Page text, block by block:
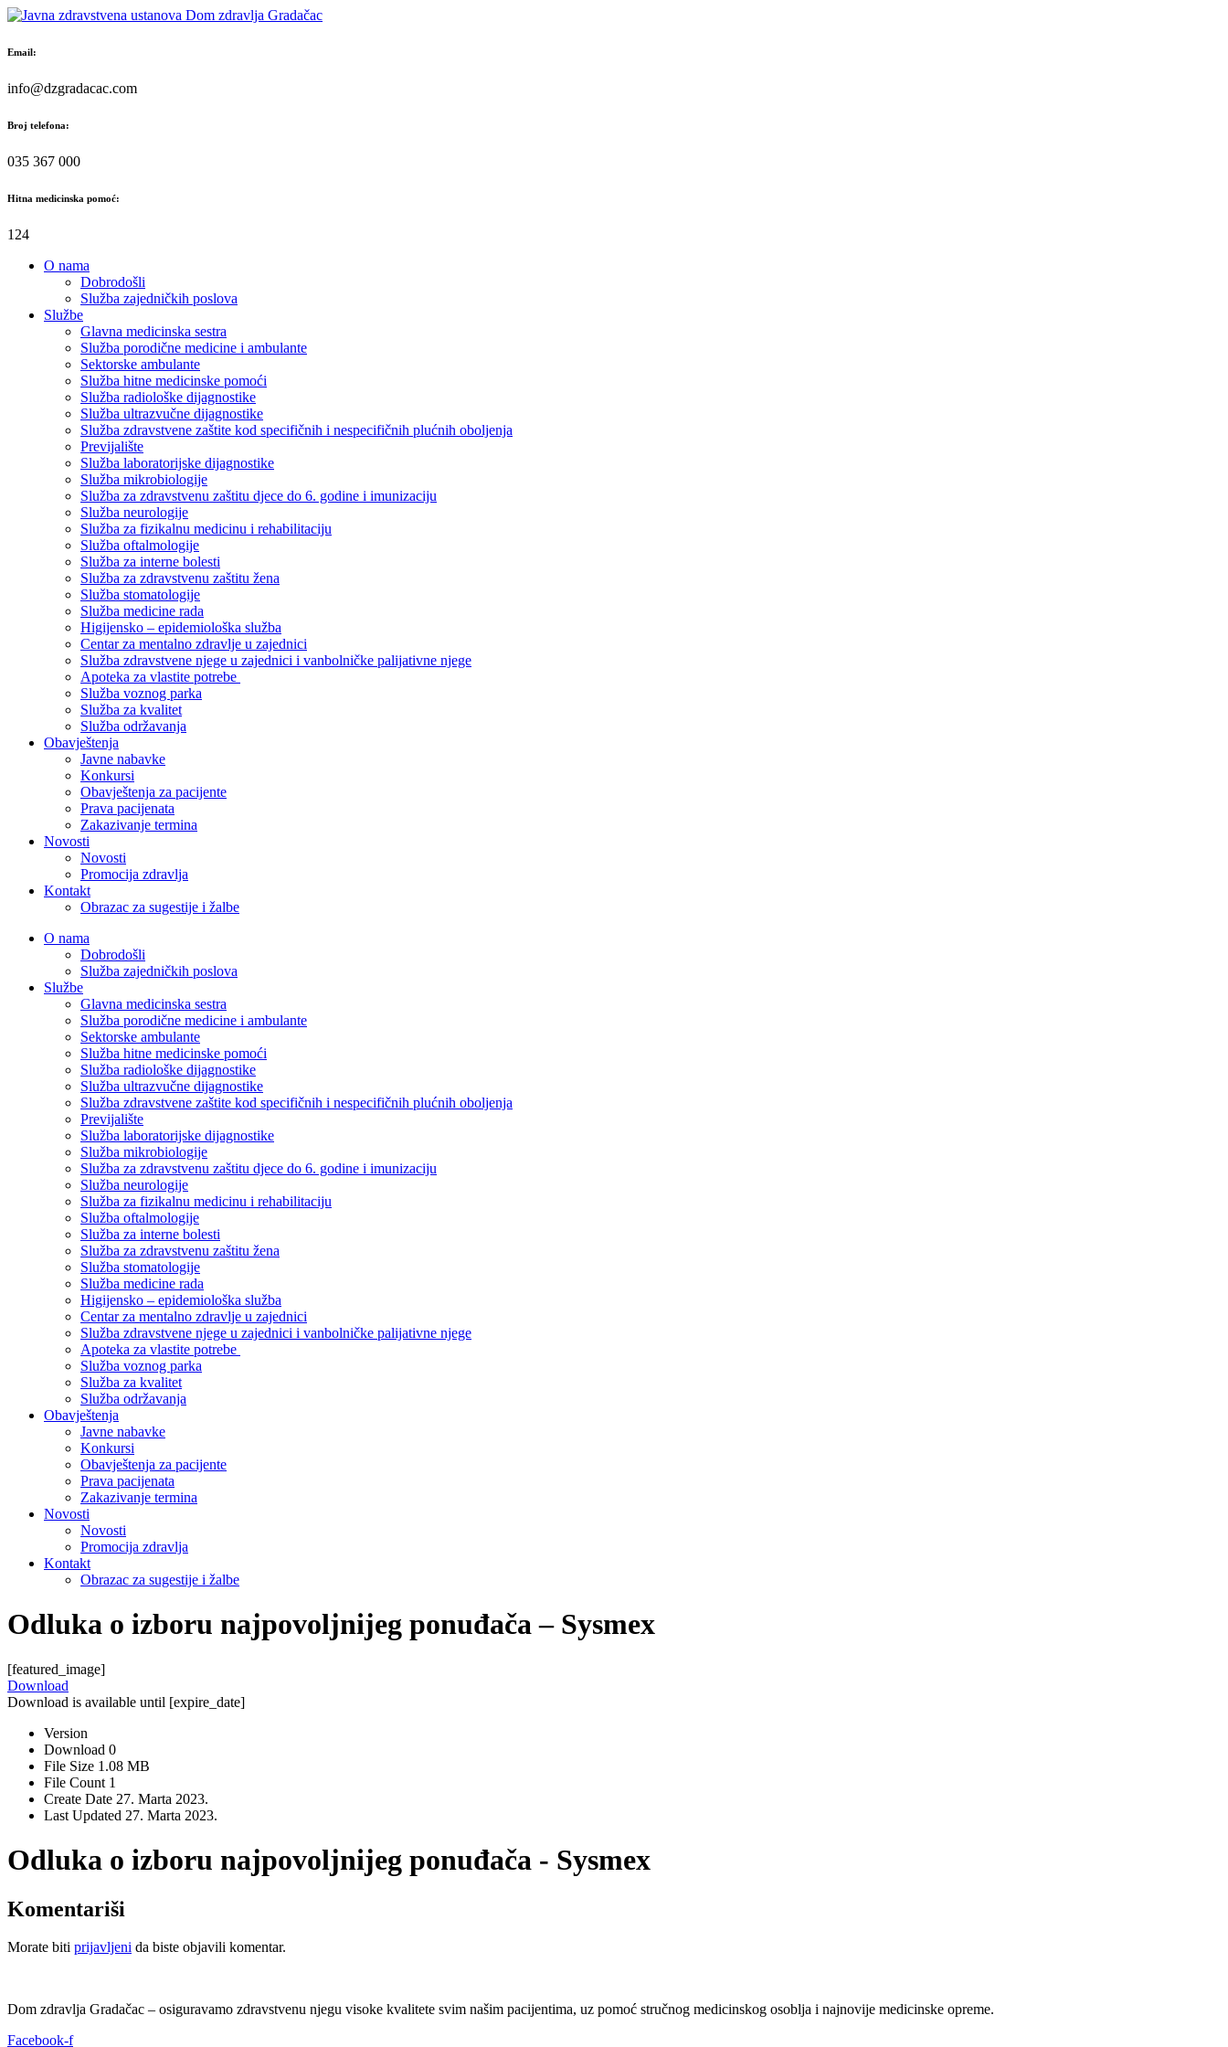
Skip
content
Email:
info@dzgradacac.com
Broj telefona:
035 367 000
Hitna medicinska pomoć:
124
O nama
Dobrodošli
Služba zajedničkih poslova
Službe
Glavna medicinska sestra
Služba porodične medicine i ambulante
Sektorske ambulante
Služba hitne medicinske pomoći
Služba radiološke dijagnostike
Služba ultrazvučne dijagnostike
Služba zdravstvene zaštite kod specifičnih i nespecifičnih plućnih oboljenja
Previjalište
Služba laboratorijske dijagnostike
Služba mikrobiologije
Služba za zdravstvenu zaštitu djece do 6. godine i imunizaciju
Služba neurologije
Služba za fizikalnu medicinu i rehabilitaciju
Služba oftalmologije
Služba za interne bolesti
Služba za zdravstvenu zaštitu žena
Služba stomatologije
Služba medicine rada
Higijensko – epidemiološka služba
Centar za mentalno zdravlje u zajednici
Služba zdravstvene njege u zajednici i vanbolničke palijativne njege
Apoteka za vlastite potrebe
Služba voznog parka
Služba za kvalitet
Služba održavanja
Obavještenja
Javne nabavke
Konkursi
Obavještenja za pacijente
Prava pacijenata
Zakazivanje termina
Novosti
Novosti
Promocija zdravlja
Kontakt
Obrazac za sugestije i žalbe
O nama
Dobrodošli
Služba zajedničkih poslova
Službe
Glavna medicinska sestra
Služba porodične medicine i ambulante
Sektorske ambulante
Služba hitne medicinske pomoći
Služba radiološke dijagnostike
Služba ultrazvučne dijagnostike
Služba zdravstvene zaštite kod specifičnih i nespecifičnih plućnih oboljenja
Previjalište
Služba laboratorijske dijagnostike
Služba mikrobiologije
Služba za zdravstvenu zaštitu djece do 6. godine i imunizaciju
Služba neurologije
Služba za fizikalnu medicinu i rehabilitaciju
Služba oftalmologije
Služba za interne bolesti
Služba za zdravstvenu zaštitu žena
Služba stomatologije
Služba medicine rada
Higijensko – epidemiološka služba
Centar za mentalno zdravlje u zajednici
Služba zdravstvene njege u zajednici i vanbolničke palijativne njege
Apoteka za vlastite potrebe
Služba voznog parka
Služba za kvalitet
Služba održavanja
Obavještenja
Javne nabavke
Konkursi
Obavještenja za pacijente
Prava pacijenata
Zakazivanje termina
Novosti
Novosti
Promocija zdravlja
Kontakt
Obrazac za sugestije i žalbe
Odluka o izboru najpovoljnijeg ponuđača – Sysmex
[featured_image]
Download
Download is available until [expire_date]
Version
Download 0
File Size 1.08 MB
File Count 1
Create Date 27. Marta 2023.
Last Updated 27. Marta 2023.
Odluka o izboru najpovoljnijeg ponuđača - Sysmex
Komentariši
Morate biti prijavljeni da biste objavili komentar.
Dom zdravlja Gradačac – osiguravamo zdravstvenu njegu visoke kvalitete svim našim pacijentima, uz pomoć stručnog medicinskog osoblja i najnovije medicinske opreme.
Facebook-f